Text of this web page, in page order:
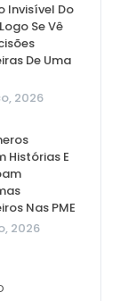
Invisível Do
Se Vê
De Uma
2026
Histórias E
Nas PME
2026